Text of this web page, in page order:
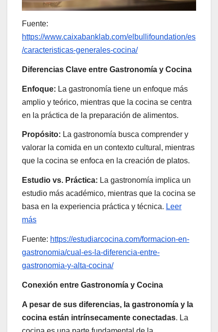
Fuente:
https://www.caixabanklab.com/elbullifoundation/es
/caracteristicas-generales-cocina/
Diferencias Clave entre Gastronomía y Cocina
Enfoque: La gastronomía tiene un enfoque más
amplio y teórico, mientras que la cocina se centra
en la práctica de la preparación de alimentos.
Propósito: La gastronomía busca comprender y
valorar la comida en un contexto cultural, mientras
que la cocina se enfoca en la creación de platos.
Estudio vs. Práctica: La gastronomía implica un
estudio más académico, mientras que la cocina se
basa en la experiencia práctica y técnica. Leer
más
Fuente: https://estudiarcocina.com/formacion-en-
gastronomia/cual-es-la-diferencia-entre-
gastronomia-y-alta-cocina/
Conexión entre Gastronomía y Cocina
A pesar de sus diferencias, la gastronomía y la
cocina están intrínsecamente conectadas. La